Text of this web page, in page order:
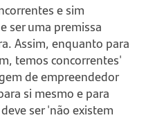
e sim
ser uma premissa
Assim, enquanto para
temos concorrentes'
de empreendedor
si mesmo e para
ser 'não existem